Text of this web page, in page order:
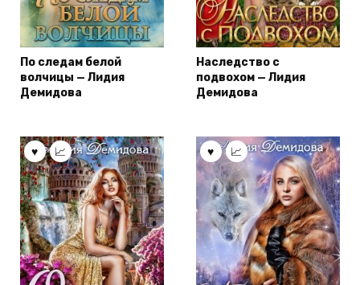
По следам белой
волчицы — Лидия
Демидова
Наследство с
подвохом — Лидия
Демидова